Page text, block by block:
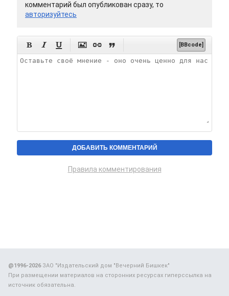
комментарий был опубликован сразу, то
авторизуйтесь
      [BBcode]
Правила комментирования
@1996-2026ЗАО "Издательский дом "Вечерний Бишкек"
При размещении материалов на сторонних ресурсах гиперссылка на
источник обязательна.